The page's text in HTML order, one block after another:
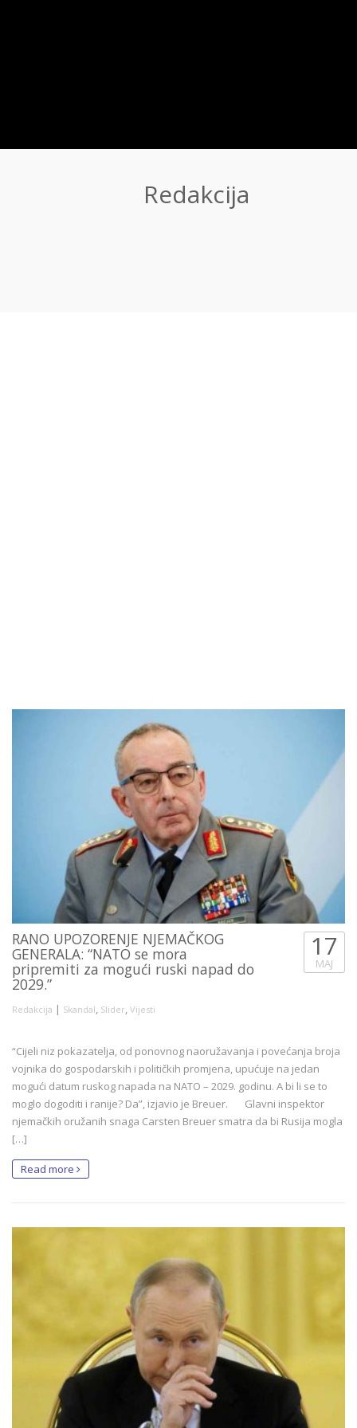
Redakcija
RANO UPOZORENJE NJEMAČKOG
GENERALA: “NATO se mora
pripremiti za mogući ruski napad do
2029.”
Redakcija | Skandal, Slider, Vijesti
17
MAJ
“Cijeli niz pokazatelja, od ponovnog naoružavanja i povećanja broja
vojnika do gospodarskih i političkih promjena, upućuje na jedan
mogući datum ruskog napada na NATO – 2029. godinu. A bi li se to
moglo dogoditi i ranije? Da”, izjavio je Breuer. Glavni inspektor
njemačkih oružanih snaga Carsten Breuer smatra da bi Rusija mogla
[…]
Read more